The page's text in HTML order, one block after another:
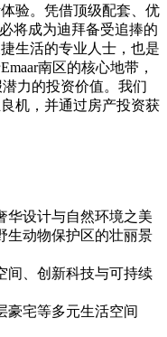
验。凭借顶级配套、优
将成为迪拜备受追捧的
生活的专业人士，也是
南区的核心地带，
力的投资价值。我们
机，并通过房产投资获
华设计与自然环境之美
生动物保护区的壮丽景
间、创新科技与可持续
豪宅等多元生活空间